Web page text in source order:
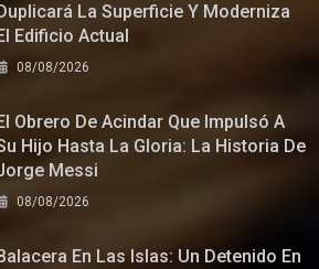
Duplicará La Superficie Y Moderniza
El Edificio Actual
08/08/2026
El Obrero De Acindar Que Impulsó A
Hijo Hasta La Gloria: La Historia De
Messi
08/08/2026
Balacera En Las Islas: Un Detenido En